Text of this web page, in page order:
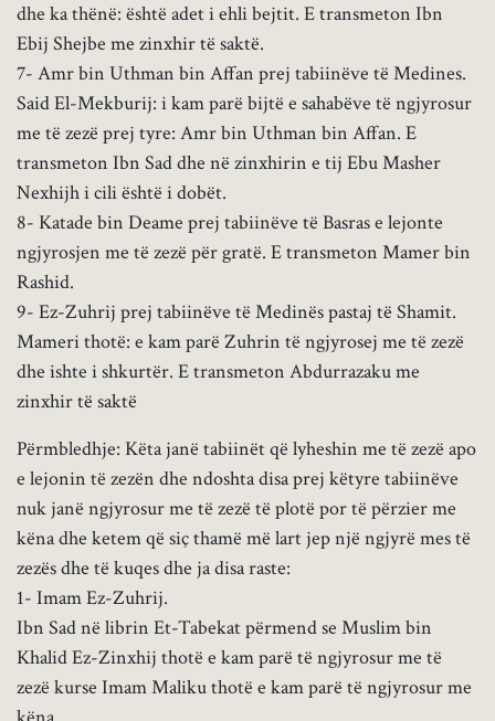
dhe ka thënë: është adet i ehli bejtit. E transmeton Ibn
Ebij Shejbe me zinxhir të saktë.
7- Amr bin Uthman bin Affan prej tabiinëve të Medines.
Said El-Mekburij: i kam parë bijtë e sahabëve të ngjyrosur
me të zezë prej tyre: Amr bin Uthman bin Affan. E
transmeton Ibn Sad dhe në zinxhirin e tij Ebu Masher
Nexhijh i cili është i dobët.
8- Katade bin Deame prej tabiinëve të Basras e lejonte
ngjyrosjen me të zezë për gratë. E transmeton Mamer bin
Rashid.
9- Ez-Zuhrij prej tabiinëve të Medinës pastaj të Shamit.
Mameri thotë: e kam parë Zuhrin të ngjyrosej me të zezë
dhe ishte i shkurtër. E transmeton Abdurrazaku me
zinxhir të saktë
Përmbledhje: Këta janë tabiinët që lyheshin me të zezë apo
e lejonin të zezën dhe ndoshta disa prej këtyre tabiinëve
nuk janë ngjyrosur me të zezë të plotë por të përzier me
këna dhe ketem që siç thamë më lart jep një ngjyrë mes të
zezës dhe të kuqes dhe ja disa raste:
1- Imam Ez-Zuhrij.
Ibn Sad në librin Et-Tabekat përmend se Muslim bin
Khalid Ez-Zinxhij thotë e kam parë të ngjyrosur me të
zezë kurse Imam Maliku thotë e kam parë të ngjyrosur me